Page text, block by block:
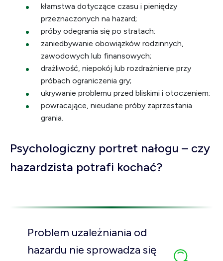
kłamstwa dotyczące czasu i pieniędzy
przeznaczonych na hazard;
próby odegrania się po stratach;
zaniedbywanie obowiązków rodzinnych,
zawodowych lub finansowych;
drażliwość, niepokój lub rozdrażnienie przy
próbach ograniczenia gry;
ukrywanie problemu przed bliskimi i otoczeniem;
powracające, nieudane próby zaprzestania
grania.
Psychologiczny portret nałogu – czy
hazardzista potrafi kochać?
Problem uzależniania od
hazardu nie sprowadza się